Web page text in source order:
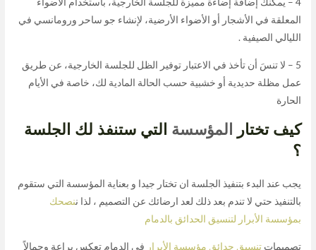
المعلقة في الأشجار أو الأضواء الأرضية، لإنشاء جو ساحر ورومانسي في
الليالي الصيفية .
5 – لا تنسَ أن تأخذ في الاعتبار توفير الظل للجلسة الخارجية، عن طريق
عمل مظلة حديدية أو خشبية حسب الحالة المادية لك، خاصة في الأيام
الحارة
كيف تختار المؤسسة التي ستنفذ لك الجلسة
؟
يجب عند البدء بتنفيذ الجلسة ان تختار جيدا و بعناية المؤسسة التي ستقوم
بالتنفيذ حتي لا تندم بعد ذلك لعد ارضائك عن التصميم ، لذا ننصحك
بمؤسسة الأبرار لتنسيق الحدائق بالدمام
تصميماتتنسيق حدائق مؤسسة الأبرار في الدمام تعكس براعة وجمالاً